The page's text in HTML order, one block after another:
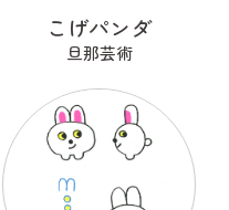
こげパンダ
旦那芸術